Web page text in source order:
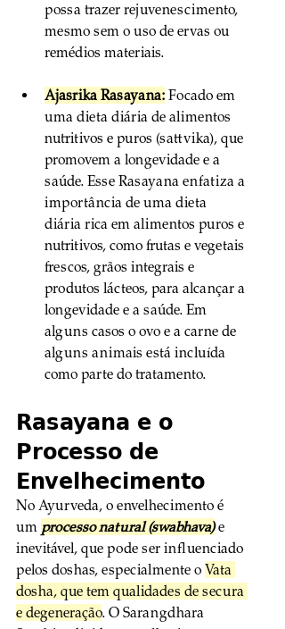
possa trazer rejuvenescimento,
mesmo sem o uso de ervas ou
remédios materiais.
Ajasrika Rasayana: Focado em
uma dieta diária de alimentos
nutritivos e puros (sattvika), que
promovem a longevidade e a
saúde. Esse Rasayana enfatiza a
importância de uma dieta
diária rica em alimentos puros e
nutritivos, como frutas e vegetais
frescos, grãos integrais e
produtos lácteos, para alcançar a
longevidade e a saúde. Em
alguns casos o ovo e a carne de
alguns animais está incluída
como parte do tratamento.
Rasayana e o
Processo de
Envelhecimento
No Ayurveda, o envelhecimento é
um processo natural (swabhava) e
inevitável, que pode ser influenciado
pelos doshas, especialmente o Vata
dosha, que tem qualidades de secura
e degeneração. O Sarangdhara